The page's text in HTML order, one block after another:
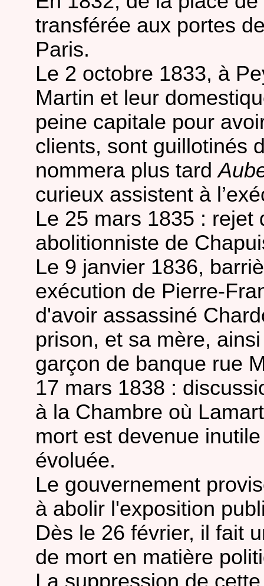
transférée aux portes
Paris.
Le 2 octobre 1833, à
Martin et leur
peine capitale pour
clients, sont guillotinés
nommera plus tard
curieux assistent à
Le 25 mars 1835 : rejet
abolitionniste de
Le 9 janvier 1836,
exécution de Pierre-
d'avoir assassiné
prison, et sa mère,
garçon de banque rue
17 mars 1838 :
à la Chambre où
mort est devenue
évoluée.
Le gouvernement
à abolir l'exposition
Dès le 26 février, il fait
de mort en matière
La suppression de